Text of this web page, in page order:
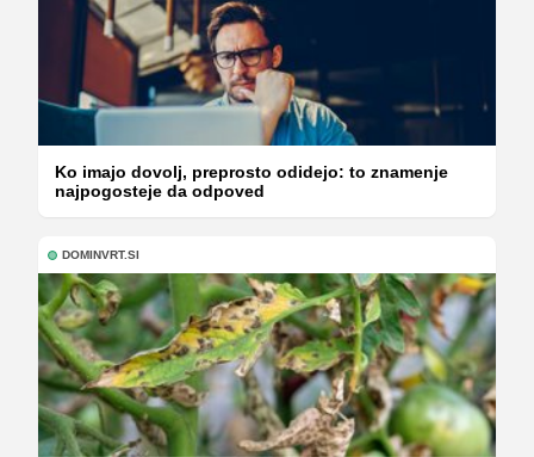
Ko imajo dovolj, preprosto odidejo: to znamenje
najpogosteje da odpoved
DOMINVRT.SI